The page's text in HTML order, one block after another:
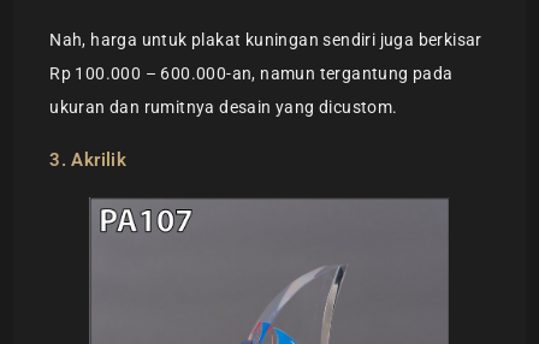
Nah, harga untuk plakat kuningan sendiri juga berkisar
Rp 100.000 – 600.000-an, namun tergantung pada
ukuran dan rumitnya desain yang dicustom.
3. Akrilik